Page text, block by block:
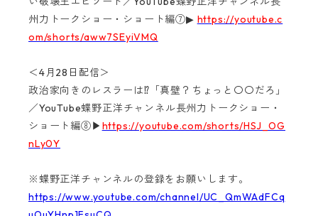
州力トークショー・ショート編⑦▶ https://youtube.c
om/shorts/aww7SEyiVMQ
＜4月28日配信＞
政治家向きのレスラーは⁉「真壁？ちょっと〇〇だろ」
／YouTube蝶野正洋チャンネル長州力トークショー・
ショート編⑧▶ https://youtube.com/shorts/HSJ_OG
nLy0Y
※蝶野正洋チャンネルの登録をお願いします。
https://www.youtube.com/channel/UC_QmWAdFCq